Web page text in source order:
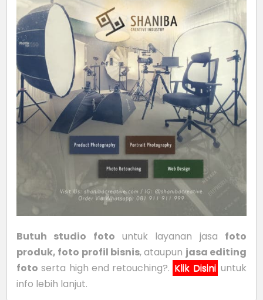
Butuh studio foto untuk layanan jasa foto
produk, foto profil bisnis, ataupun jasa editing
foto serta high end retouching?. Klik Disini untuk
info lebih lanjut.